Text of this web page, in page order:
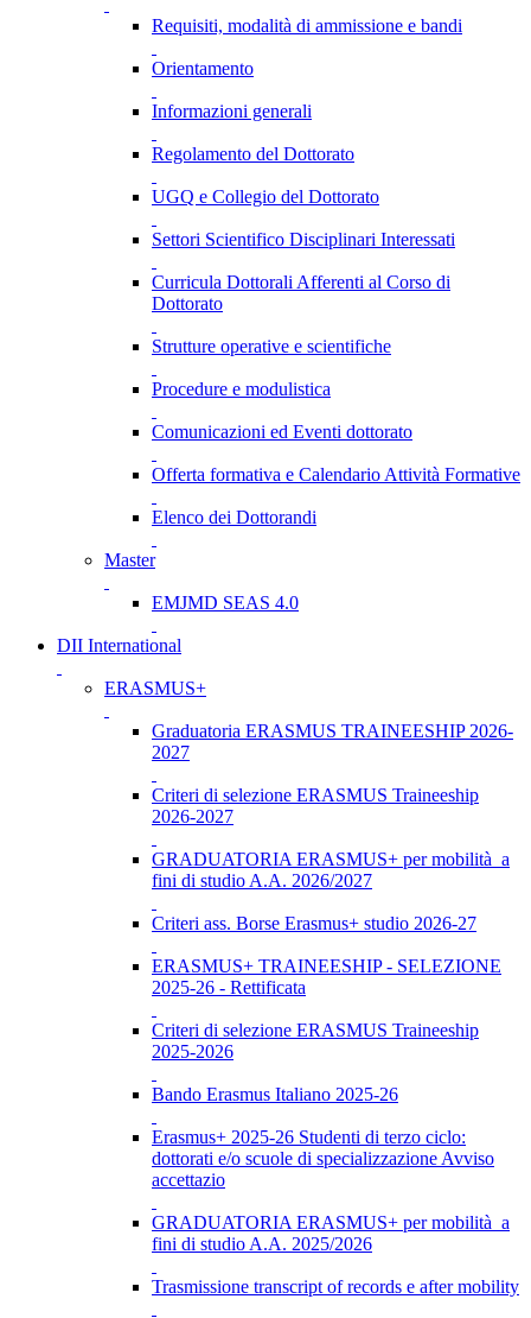
Requisiti, modalità di ammissione e bandi
Orientamento
Informazioni generali
Regolamento del Dottorato
UGQ e Collegio del Dottorato
Settori Scientifico Disciplinari Interessati
Curricula Dottorali Afferenti al Corso di
Dottorato
Strutture operative e scientifiche
Procedure e modulistica
Comunicazioni ed Eventi dottorato
Offerta formativa e Calendario Attività Formative
Elenco dei Dottorandi
Master
EMJMD SEAS 4.0
DII International
ERASMUS+
Graduatoria ERASMUS TRAINEESHIP 2026-
2027
Criteri di selezione ERASMUS Traineeship
2026-2027
GRADUATORIA ERASMUS+ per mobilità a
fini di studio A.A. 2026/2027
Criteri ass. Borse Erasmus+ studio 2026-27
ERASMUS+ TRAINEESHIP - SELEZIONE
2025-26 - Rettificata
Criteri di selezione ERASMUS Traineeship
2025-2026
Bando Erasmus Italiano 2025-26
Erasmus+ 2025-26 Studenti di terzo ciclo:
dottorati e/o scuole di specializzazione Avviso
accettazio
GRADUATORIA ERASMUS+ per mobilità a
fini di studio A.A. 2025/2026
Trasmissione transcript of records e after mobility